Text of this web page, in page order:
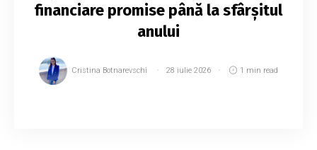
financiare promise până la sfârșitul
anului
Cristina Botnarevschi 28 iulie 2026 1 min read